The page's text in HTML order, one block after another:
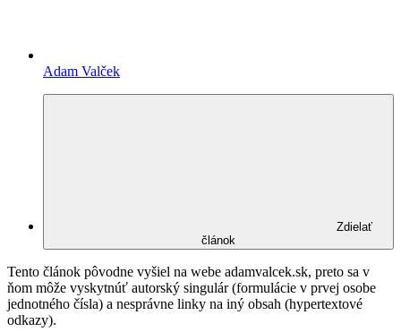
Adam Valček
Zdielať
článok
Tento článok pôvodne vyšiel na webe adamvalcek.sk, preto sa v
ňom môže vyskytnúť autorský singulár (formulácie v prvej osobe
jednotného čísla) a nesprávne linky na iný obsah (hypertextové
odkazy).